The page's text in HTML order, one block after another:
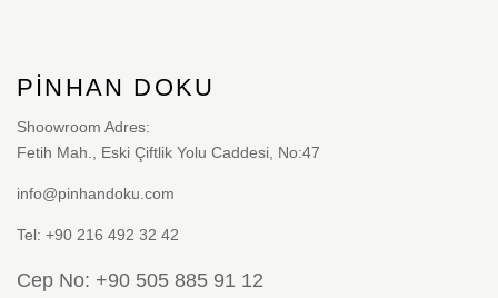
PINHAN DOKU
Shoowroom Adres:
Fetih Mah., Eski Çiftlik Yolu Caddesi, No:47
info@pinhandoku.com
Tel: +90 216 492 32 42
Cep No: +90 505 885 91 12